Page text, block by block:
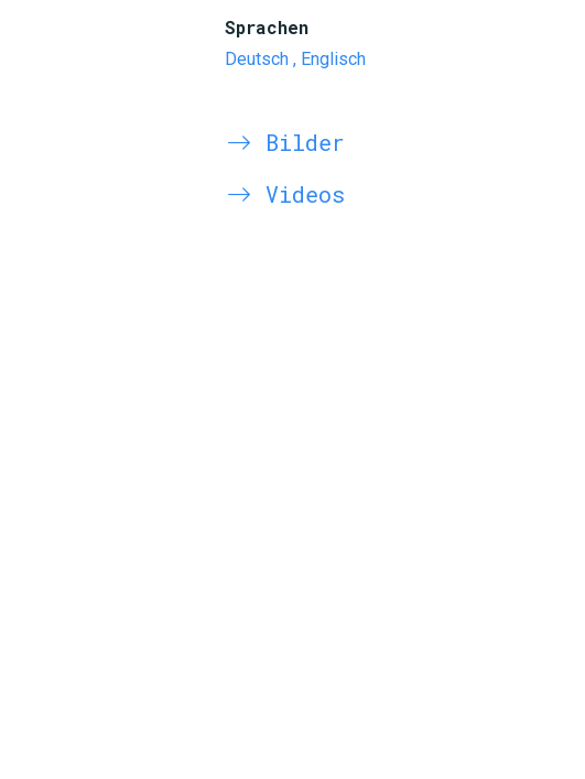
Sprachen
Deutsch , Englisch
Bilder
Videos